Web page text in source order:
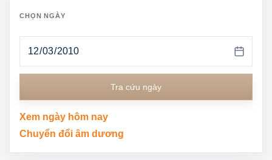
CHỌN NGÀY
Tra cứu ngày
Xem ngày hôm nay
Chuyển đổi âm dương